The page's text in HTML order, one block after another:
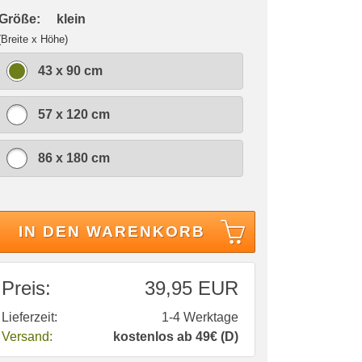
klein
x Höhe)
43 x 90 cm
57 x 120 cm
86 x 180 cm
IN DEN WARENKORB
Preis: 39,95 EUR
Lieferzeit:
1-4 Werktage
Versand:
kostenlos ab 49€ (D)